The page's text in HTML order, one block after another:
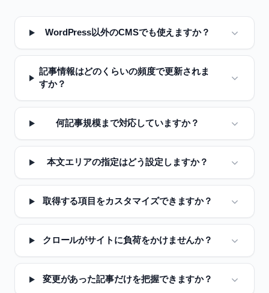
WordPress以外のCMSでも使えますか？
記事情報はどのくらいの頻度で更新されま
すか？
何記事規模まで対応していますか？
本文エリアの指定はどう設定しますか？
取得する項目をカスタマイズできますか？
クロールがサイトに負荷をかけませんか？
変更があった記事だけを把握できますか？